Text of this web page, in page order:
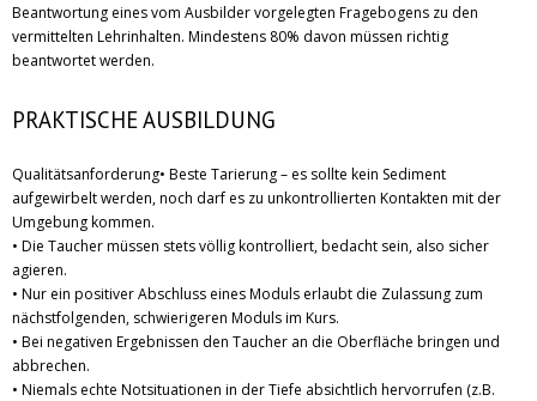
Beantwortung eines vom Ausbilder vorgelegten Fragebogens zu den
vermittelten Lehrinhalten. Mindestens 80% davon müssen richtig
beantwortet werden.
PRAKTISCHE AUSBILDUNG
Qualitätsanforderung• Beste Tarierung – es sollte kein Sediment
aufgewirbelt werden, noch darf es zu unkontrollierten Kontakten mit der
Umgebung kommen.
• Die Taucher müssen stets völlig kontrolliert, bedacht sein, also sicher
agieren.
• Nur ein positiver Abschluss eines Moduls erlaubt die Zulassung zum
nächstfolgenden, schwierigeren Moduls im Kurs.
• Bei negativen Ergebnissen den Taucher an die Oberfläche bringen und
abbrechen.
• Niemals echte Notsituationen in der Tiefe absichtlich hervorrufen (z.B.